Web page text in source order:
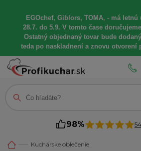
EGOchef, Giblors, TOMA, - má letnú
28.7. do 5.9. V tomto čase
Ostatný objednaný tovar bude
teda po naskladnení a znovu otvorení
98%
Kuchárske oblečenie